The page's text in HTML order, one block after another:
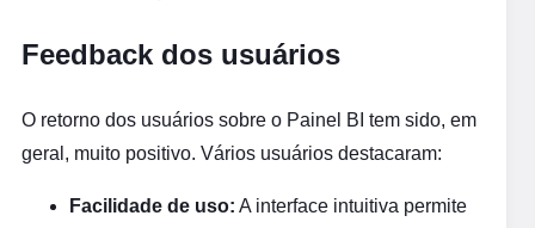
Feedback dos usuários
O retorno dos usuários sobre o Painel BI tem sido, em
geral, muito positivo. Vários usuários destacaram:
Facilidade de uso: A interface intuitiva permite